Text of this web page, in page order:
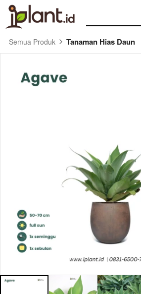
Semua Produk Tanaman Hias Daun